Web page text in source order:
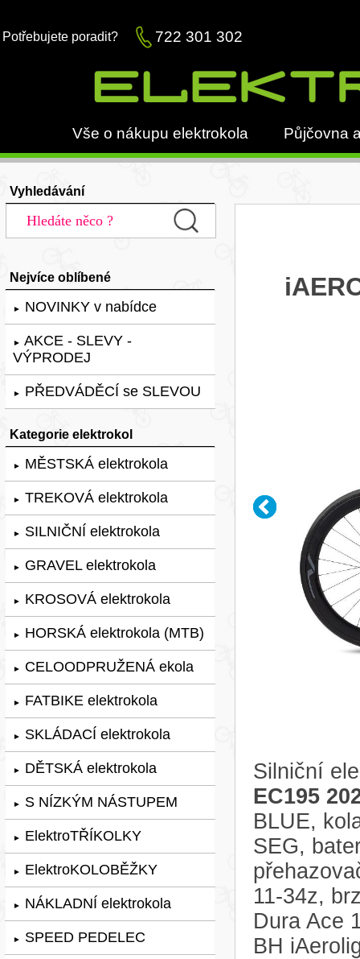
Potřebujete poradit? 722 301 302
Vše o nákupu elektrokola Půjčovna
Vyhledávání
Nejvíce oblíbené
► NOVINKY v nabídce
► AKCE - SLEVY -
VÝPRODEJ
► PŘEDVÁDĚCÍ se SLEVOU
Kategorie elektrokol
► MĚSTSKÁ elektrokola
► TREKOVÁ elektrokola
► SILNIČNÍ elektrokola
► GRAVEL elektrokola
► KROSOVÁ elektrokola
► HORSKÁ elektrokola (MTB)
► CELOODPRUŽENÁ ekola
► FATBIKE elektrokola
► SKLÁDACÍ elektrokola
► DĚTSKÁ elektrokola
► S NÍZKÝM NÁSTUPEM
► ElektroTŘÍKOLKY
► ElektroKOLOBĚŽKY
► NÁKLADNÍ elektrokola
► SPEED PEDELEC
Silniční
EC195
BLUE,
SEG,
11-34z,
Dura Ace
BH